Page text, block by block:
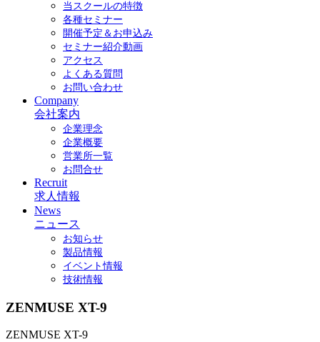
当スクールの特徴
各種セミナー
開催予定＆お申込み
セミナー紹介動画
アクセス
よくある質問
お問い合わせ
Company
会社案内
企業理念
企業概要
営業所一覧
お問合せ
Recruit
求人情報
News
ニュース
お知らせ
製品情報
イベント情報
技術情報
ZENMUSE XT-9
ZENMUSE XT-9